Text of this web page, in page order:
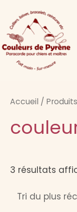
contenu
Accueil /
3 résultats